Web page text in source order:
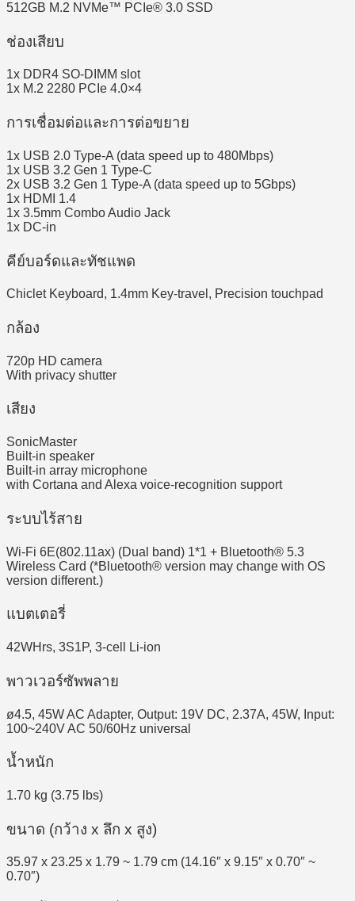
512GB M.2 NVMe™ PCIe® 3.0 SSD
ช่องเสียบ
1x DDR4 SO-DIMM slot
1x M.2 2280 PCIe 4.0×4
การเชื่อมต่อและการต่อขยาย
1x USB 2.0 Type-A (data speed up to 480Mbps)
1x USB 3.2 Gen 1 Type-C
2x USB 3.2 Gen 1 Type-A (data speed up to 5Gbps)
1x HDMI 1.4
1x 3.5mm Combo Audio Jack
1x DC-in
คีย์บอร์ดและทัชแพด
Chiclet Keyboard, 1.4mm Key-travel, Precision touchpad
กล้อง
720p HD camera
With privacy shutter
เสียง
SonicMaster
Built-in speaker
Built-in array microphone
with Cortana and Alexa voice-recognition support
ระบบไร้สาย
Wi-Fi 6E(802.11ax) (Dual band) 1*1 + Bluetooth® 5.3
Wireless Card (*Bluetooth® version may change with OS
version different.)
แบตเตอรี่
42WHrs, 3S1P, 3-cell Li-ion
พาวเวอร์ซัพพลาย
ø4.5, 45W AC Adapter, Output: 19V DC, 2.37A, 45W, Input:
100~240V AC 50/60Hz universal
น้ำหนัก
1.70 kg (3.75 lbs)
ขนาด (กว้าง x ลึก x สูง)
35.97 x 23.25 x 1.79 ~ 1.79 cm (14.16″ x 9.15″ x 0.70″ ~
0.70″)